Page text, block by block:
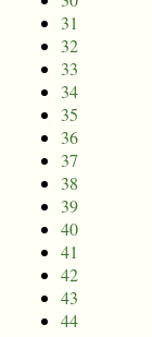
31
32
33
34
35
36
37
38
39
40
41
42
43
44